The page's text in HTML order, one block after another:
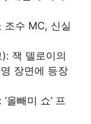
조수 MC, 신실
잭 델로이의
장면에 등장
올빼미 쇼’ 프